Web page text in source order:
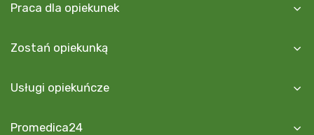
Praca dla opiekunek
Zostań opiekunką
Usługi opiekuńcze
Promedica24